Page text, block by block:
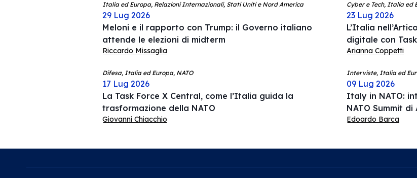
Italia ed Europa, Relazioni Internazionali, Stati Uniti e Nord America
29 Lug 2026
Meloni e il rapporto con Trump: il Governo italiano
attende le elezioni di midterm
Riccardo Missaglia
Cyber e Tech, Italia ed
23 Lug 2026
L’Italia
digitale con
Arianna Coppetti
Difesa, Italia ed Europa, NATO
17 Lug 2026
La Task Force X Central, come l’Italia guida la
trasformazione della NATO
Giovanni Chiacchio
Interviste, Italia ed
09 Lug 2026
Italy in NATO:
NATO Summit di
Edoardo Barca